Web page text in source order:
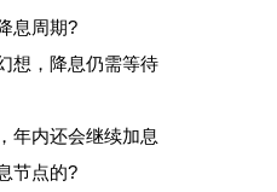
息周期?
想，降息仍需等待
年内还会继续加息
节点的?